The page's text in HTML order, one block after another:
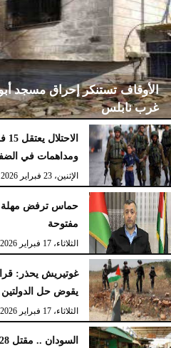
الأوقاف تستنكر إحراق مسجد
غرب نابلس
الإثنين، 23 فبراير 2026 02:15 مـ
ومداهمات في
الإثنين، 23 فبراير 2026
حماس ترفض مهلة
مفتوحة
الثلاثاء، 17 فبراير 2026
غوتيريش يحذر:
يقوض حل الدولتين
الثلاثاء، 17 فبراير 2026